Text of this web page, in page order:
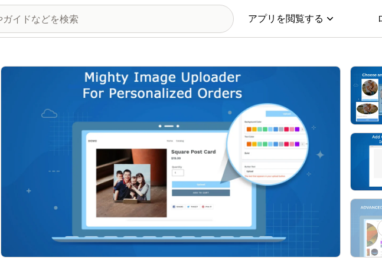
アプリを閲覧する
特集の画像ギャラリー